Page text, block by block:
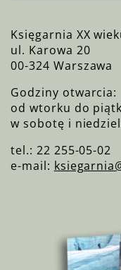
Księgarnia XX
ul. Karowa 20
00-324 Warszawa
Godziny otwarcia:
od wtorku do
w sobotę i
tel.: 22 255-05-02
e-mail: